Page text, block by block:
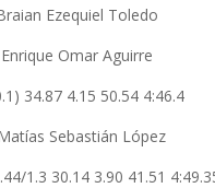
Ezequiel Toledo
Enrique Omar Aguirre
34.87 4.15 50.54 4:46.4
Sebastián López
1.3 30.14 3.90 41.51